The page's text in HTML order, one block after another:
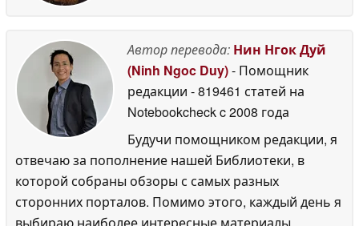
Автор перевода: Нин Нгок Дуй
(Ninh Ngoc Duy)- Помощник
редакции - 819461 статей на
Notebookcheckc 2008 года
Будучи помощником редакции, я
отвечаю за пополнение нашей Библиотеки, в
которой собраны обзоры с самых разных
сторонних порталов. Помимо этого, каждый день я